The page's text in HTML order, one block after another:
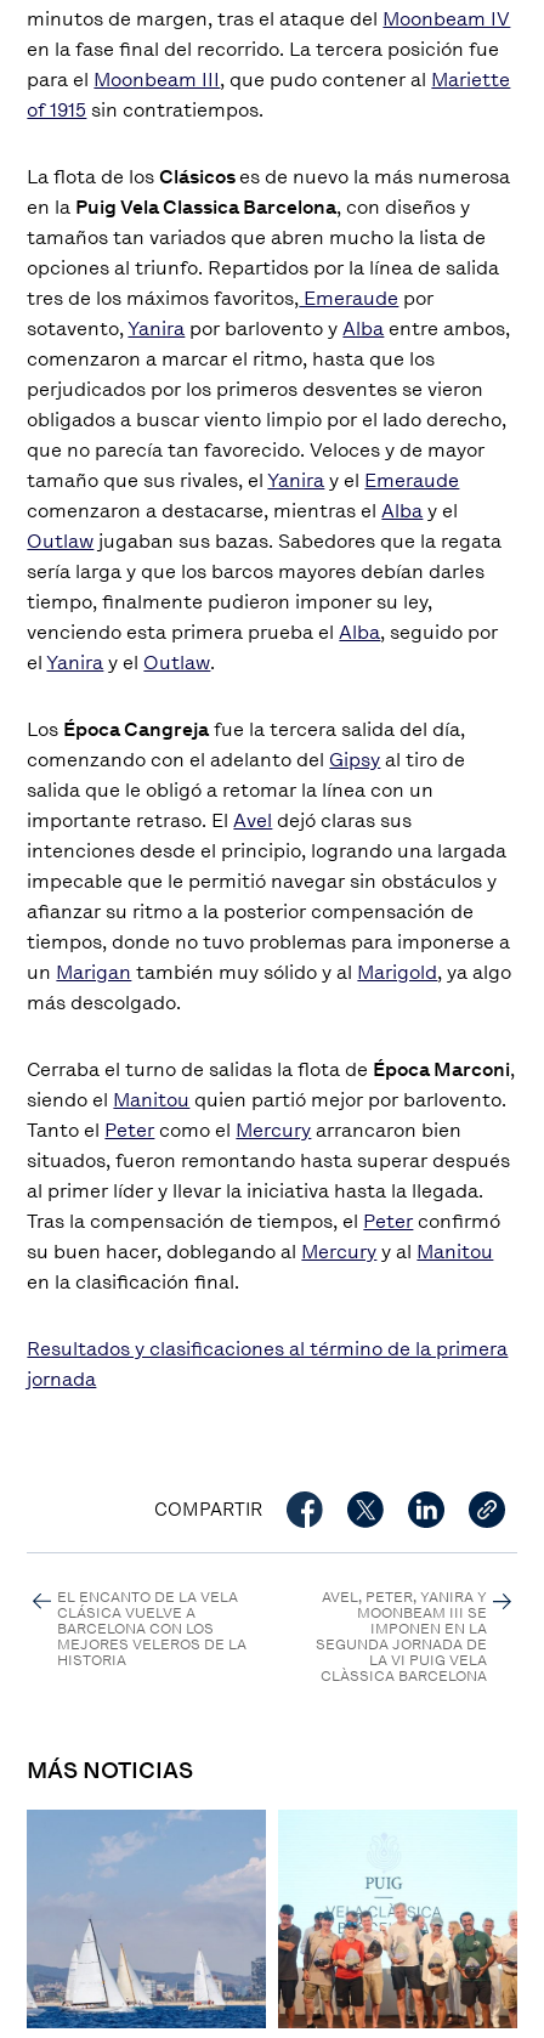
minutos de margen, tras el ataque del Moonbeam IV
en la fase final del recorrido. La tercera posición fue
para el Moonbeam III, que pudo contener al Mariette
of 1915 sin contratiempos.
La flota de losClásicoses de nuevo la más numerosa
en la Puig Vela Classica Barcelona, con diseños y
tamaños tan variados que abren mucho la lista de
opciones al triunfo. Repartidos por la línea de salida
tres de los máximos favoritos, Emeraude por
sotavento,Yanira por barlovento yAlba entre ambos,
comenzaron a marcar el ritmo, hasta que los
perjudicados por los primeros desventes se vieron
obligados a buscar viento limpio por el lado derecho,
que no parecía tan favorecido. Veloces y de mayor
tamaño que sus rivales, elYaniray el Emeraude
comenzaron a destacarse, mientras elAlbay el
Outlaw jugaban sus bazas. Sabedores que la regata
sería larga y que los barcos mayores debían darles
tiempo, finalmente pudieron imponer su ley,
venciendo esta primera prueba elAlba, seguido por
elYaniray el Outlaw.
Los Época Cangrejafue la tercera salida del día,
comenzando con el adelanto del Gipsyal tiro de
salida que le obligó a retomar la línea con un
importante retraso. ElAvel dejó claras sus
intenciones desde el principio, logrando una largada
impecable que le permitió navegar sin obstáculos y
afianzar su ritmo a la posterior compensación de
tiempos, donde no tuvo problemas para imponerse a
un Marigan también muy sólido y al Marigold, ya algo
más descolgado.
Cerraba el turno de salidas la flota de Época Marconi,
siendo el Manitou quien partió mejor por barlovento.
Tanto el Peter como el Mercuryarrancaron bien
situados, fueron remontando hasta superar después
al primer líder y llevar la iniciativa hasta la llegada.
Tras la compensación de tiempos, el Peter confirmó
su buen hacer, doblegando al Mercuryy al Manitou
en la clasificación final.
Resultados y clasificaciones al término de la primera
jornada
COMPARTIR
EL ENCANTO DE LA VELA
CLÁSICA VUELVE A
BARCELONA CON LOS
MEJORES VELEROS DE LA
HISTORIA
AVEL, PETER, YANIRA Y
MOONBEAM III SE
IMPONEN EN LA
SEGUNDA JORNADA DE
LA VI PUIG VELA
CLÀSSICA BARCELONA
MÁS NOTICIAS